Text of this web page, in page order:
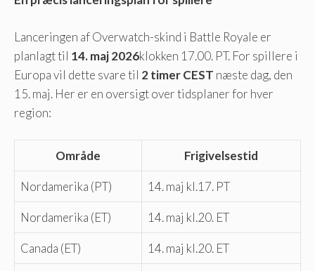
Lanceringen af ​​Overwatch-skind i Battle Royale er
planlagt til 14. maj 2026klokken 17.00. PT. For spillere i
Europa vil dette svare til 2 timer CEST næste dag, den
15. maj. Her er en oversigt over tidsplaner for hver
region:
Område Frigivelsestid
Nordamerika (PT) 14. maj kl.17. PT
Nordamerika (ET) 14. maj kl.20. ET
Canada (ET) 14. maj kl.20. ET